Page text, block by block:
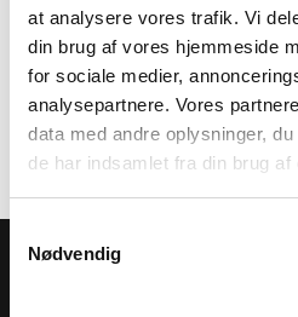
at analysere vores trafik. Vi
din brug af vores hjemmeside
for sociale medier,
analysepartnere. Vores
data med andre oplysninger,
de har indsamlet fra din brug af
Nødvendig
under